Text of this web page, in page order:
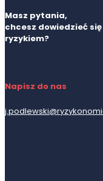
Masz pytania,
chcesz dowiedzieć
ryzykiem?
Napisz do nas